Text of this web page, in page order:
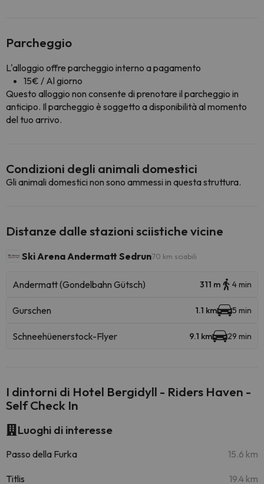
Parcheggio
L'alloggio offre parcheggio interno a pagamento
15€ / Al giorno
Questo alloggio non consente di prenotare il parcheggio in
anticipo. Il parcheggio è soggetto a disponibilità al momento
del tuo arrivo.
Condizioni degli animali domestici
Gli animali domestici non sono ammessi in questa struttura.
Distanze dalle stazioni sciistiche vicine
Ski Arena Andermatt Sedrun70 km sciabili
Andermatt (Gondelbahn Gütsch) 311 m 4 min
Gurschen 1.1 km 5 min
Schneehüenerstock-Flyer 9.1 km 29 min
I dintorni di Hotel Bergidyll - Riders Haven -
Self Check In
Luoghi di interesse
Passo della Furka 15.6 km
Titlis 19.4 km